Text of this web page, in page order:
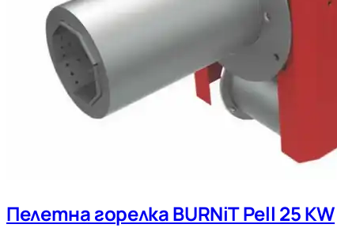
Пелетна горелка BURNiT Pell 25 KW